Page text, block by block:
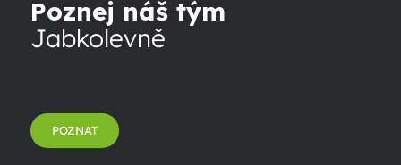
Poznej náš tým
Jabkolevně
POZNAT